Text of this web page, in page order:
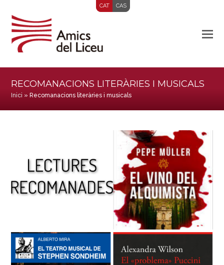
CAT CAS
RECOMANACIONS LITERÀRIES I MUSICALS
Inici » Recomanacions literàries i musicals